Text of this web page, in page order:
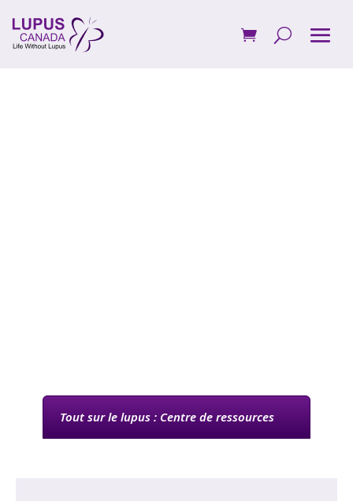
Tout sur le lupus : Centre de ressources